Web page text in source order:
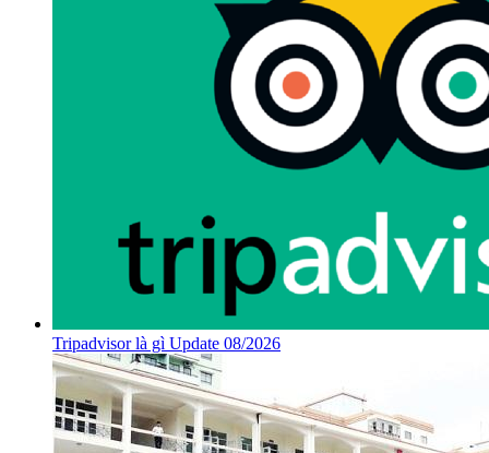
Tripadvisor là gì Update 08/2026